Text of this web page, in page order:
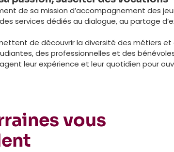
de sa mission d’accompagnement des
services dédiés au dialogue, au partage
de découvrir la diversité des métiers
des professionnelles et des
leur expérience et leur quotidien pour
vous